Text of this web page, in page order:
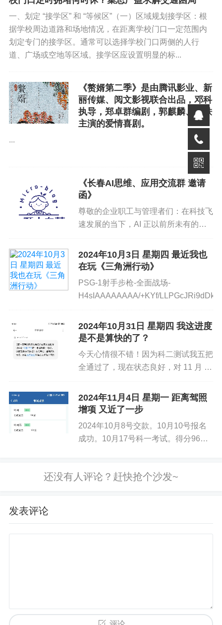
》，如仍保
标签: 个人日记 站内通知
你好优秀经办人微信公众号
一、划定 “接学区” 和 “等候区”（一）区域规划接学区：根
据学校周边道路和场地情况，在距离学校门口一定范围内
划定专门的接学区。通常可以选择学校门口两侧的人行
道、广场或空地等区域。接学区应设置明显的标...
《赘婿第二季》是由腾讯影业、新
丽传媒、阅文影视联合出品，邓科
执导，郑卓群编剧，郭麒麟、宋轶
主演的爱情喜剧。
...
《长春AI思维、应用交流群 邀请
函》
尊敬的企业职工与管理者们：在科技飞
速发展的当下，AI 正以前所未有的速
为了更好地探索 AI 在办公领域的无限
潜力，我们诚挚地邀请您加入我们全新
2024年10月3日 星期四 最近我也
在玩《三角洲行动》
PSG-1射手步枪-全面战场-
H4sIAAAAAAAA/+KYf/
2024年10月31日 星期四 我这进度
是不是算快的了？
今天心情很不错！因为科二测试我五把
全通过了，现在状态良好，对 11 月 3
段时间的努力没有白费，每一次的练习
都有了回报。希望在接下来的几天里，
2024年11月4日 星期一 距离驾照
增项 又近了一步
2024年10月8号交款。10月10号报名
成功。10月17号科一考试。得分96
里，坚持12天。共计420公里，共计练
发表评论